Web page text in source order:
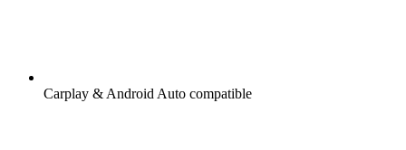
Carplay & Android Auto compatible